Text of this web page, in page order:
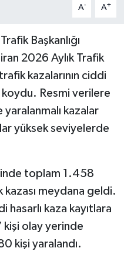
A- A+
Başkanlığı
2026 Aylık Trafik
kazalarının ciddi
koydu. Resmi verilere
kazalar
yüksek seviyelerde
toplam 1.458
kazası meydana geldi.
hasarlı kaza kayıtlara
kişi olay yerinde
kişi yaralandı.